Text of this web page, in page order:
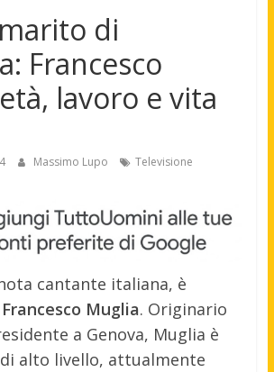
di
Francesco
lavoro e vita
Massimo Lupo Televisione
cantante italiana, è
Muglia. Originario
a Genova, Muglia è
alto livello, attualmente